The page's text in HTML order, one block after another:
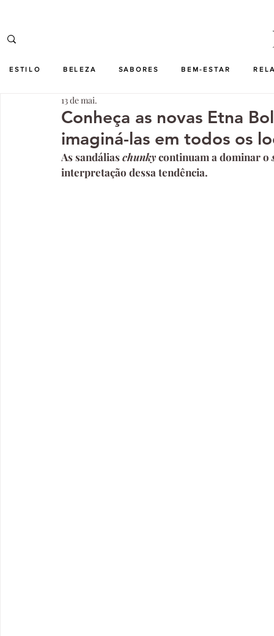
ESTILO BELEZA SABORES BEM-ESTAR
Conheça as novas Etna
imaginá-las em todos os
13 de mai.
As sandálias chunky continuam a dominar o
interpretação dessa tendência.